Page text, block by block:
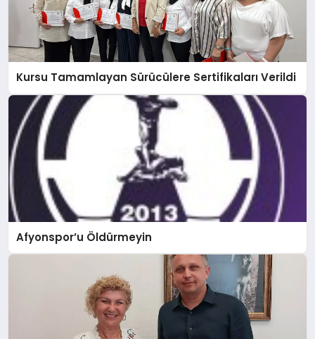
Kursu Tamamlayan Sürücülere Sertifikaları Verildi
Afyonspor’u Öldürmeyin